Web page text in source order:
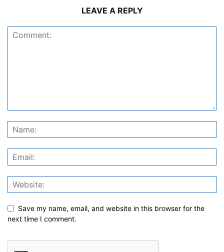
LEAVE A REPLY
Save my name, email, and website in this browser for the
next time I comment.